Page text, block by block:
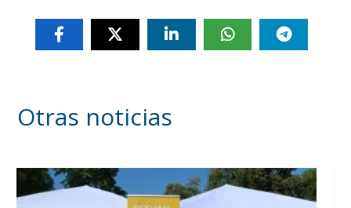
Otras noticias